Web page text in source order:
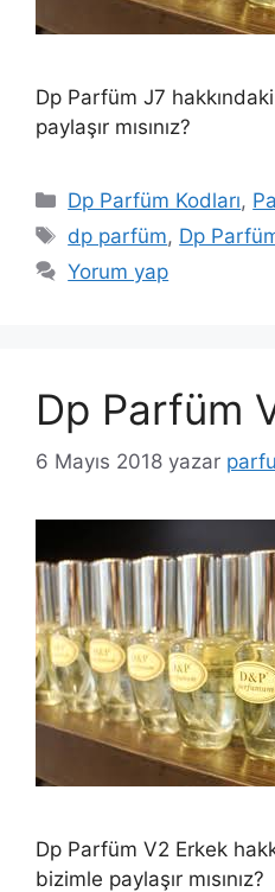
Dp Parfüm J7
paylaşır mısınız?
Kategoriler
Dp Parfüm Kodları,
Etiketler
dp parfüm, Dp
Yorum yap
Dp Parfüm
6 Mayıs 2018 yazar
Dp Parfüm V2 Erkek
bizimle paylaşır mısınız?